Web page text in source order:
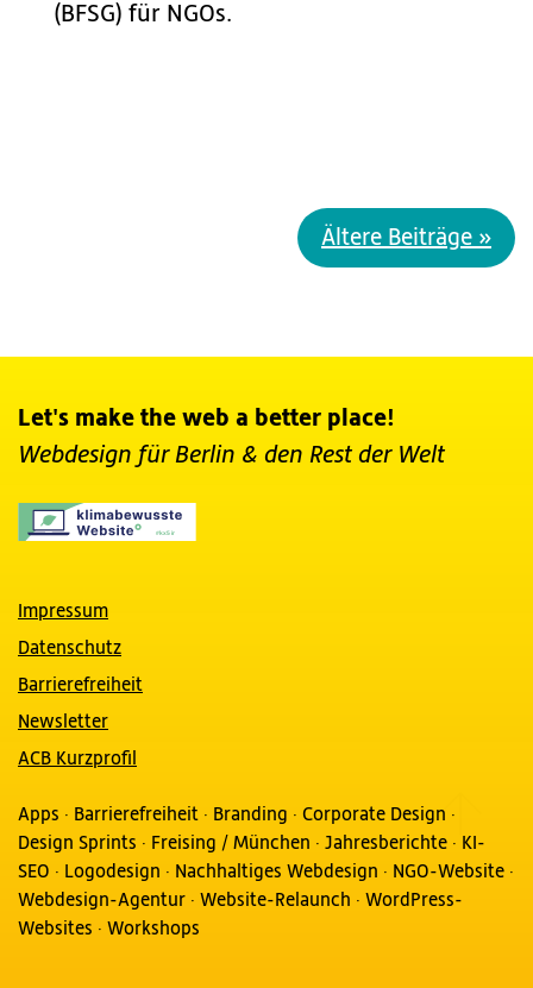
(BFSG) für NGOs.
Ältere Beiträge »
Let's make the web a better place!
Webdesign für Berlin & den Rest der Welt
Impressum
Datenschutz
Barrierefreiheit
Newsletter
ACB Kurzprofil
Apps · Barrierefreiheit · Branding · Corporate Design ·
Design Sprints · Freising / München · Jahresberichte · KI-
SEO · Logodesign · Nachhaltiges Webdesign · NGO-Website ·
Webdesign-Agentur · Website-Relaunch · WordPress-
Websites · Workshops